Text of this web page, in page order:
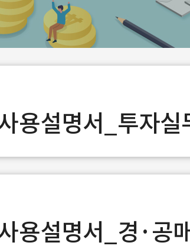
용설명서_투자실
용설명서_경·공